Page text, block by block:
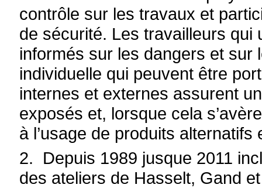
contrôle sur les travaux et
de sécurité. Les travailleurs qui
informés sur les dangers et sur
individuelle qui peuvent être
internes et externes assurent
exposés et, lorsque cela
à l’usage de produits
2. Depuis 1989 jusque 2011
des ateliers de Hasselt, Gand